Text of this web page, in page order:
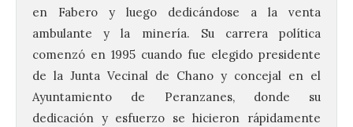
en Fabero y luego dedicándose a la venta
ambulante y la minería. Su carrera política
comenzó en 1995 cuando fue elegido presidente
de la Junta Vecinal de Chano y concejal en el
Ayuntamiento de Peranzanes, donde su
dedicación y esfuerzo se hicieron rápidamente